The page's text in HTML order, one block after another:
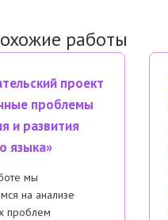
работы
проект
проблемы
и развития
языка»
мы
на анализе
проблем